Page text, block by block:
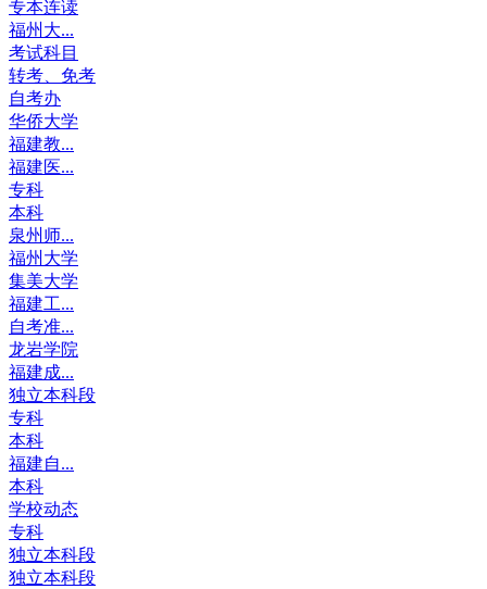
专本连读
福州大...
考试科目
转考、免考
自考办
华侨大学
福建教...
福建医...
专科
本科
泉州师...
福州大学
集美大学
福建工...
自考准...
龙岩学院
福建成...
独立本科段
专科
本科
福建自...
本科
学校动态
专科
独立本科段
独立本科段